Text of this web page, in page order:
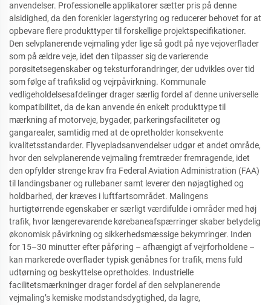
anvendelser. Professionelle applikatorer sætter pris på denne
alsidighed, da den forenkler lagerstyring og reducerer behovet for at
opbevare flere produkttyper til forskellige projektspecifikationer.
Den selvplanerende vejmaling yder lige så godt på nye vejoverflader
som på ældre veje, idet den tilpasser sig de varierende
porøsitetsegenskaber og teksturforandringer, der udvikles over tid
som følge af trafikslid og vejrpåvirkning. Kommunale
vedligeholdelsesafdelinger drager særlig fordel af denne universelle
kompatibilitet, da de kan anvende én enkelt produkttype til
mærkning af motorveje, bygader, parkeringsfaciliteter og
gangarealer, samtidig med at de opretholder konsekvente
kvalitetsstandarder. Flyvepladsanvendelser udgør et andet område,
hvor den selvplanerende vejmaling fremtræder fremragende, idet
den opfylder strenge krav fra Federal Aviation Administration (FAA)
til landingsbaner og rullebaner samt leverer den nøjagtighed og
holdbarhed, der kræves i luftfartsområdet. Malingens
hurtigtørrende egenskaber er særligt værdifulde i områder med høj
trafik, hvor længerevarende kørebaneafspærringer skaber betydelig
økonomisk påvirkning og sikkerhedsmæssige bekymringer. Inden
for 15–30 minutter efter påføring – afhængigt af vejrforholdene –
kan markerede overflader typisk genåbnes for trafik, mens fuld
udtørning og beskyttelse opretholdes. Industrielle
facilitetsmærkninger drager fordel af den selvplanerende
vejmaling’s kemiske modstandsdygtighed, da lagre,